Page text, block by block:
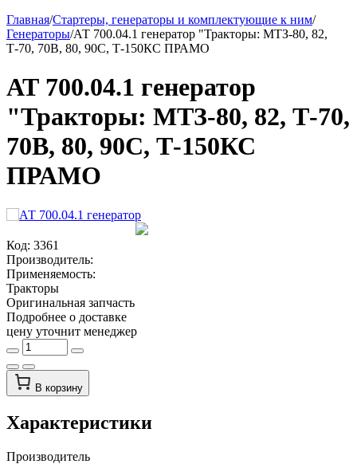
Главная/Стартеры, генераторы и комплектующие к ним/
Генераторы/АТ 700.04.1 генератор "Тракторы: МТЗ-80, 82,
Т-70, 70В, 80, 90С, Т-150КС ПРАМО
АТ 700.04.1 генератор
"Тракторы: МТЗ-80, 82, Т-70,
70В, 80, 90С, Т-150КС
ПРАМО
Код: 3361
Производитель:
Применяемость:
Тракторы
Оригинальная запчасть
Подробнее о доставке
цену уточнит менеджер
В корзину
Характеристики
Производитель